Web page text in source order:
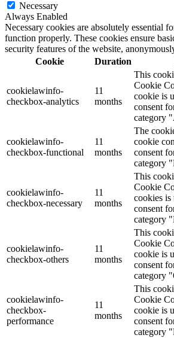
Necessary
Always Enabled
Necessary cookies are absolutely essential
function properly. These cookies ensure
security features of the website,
Cookie
Duration
cookielawinfo-
checkbox-analytics
11
months
This
Cookie
cookie is
consent
category
cookielawinfo-
checkbox-functional
11
months
The
cookie
consent
category
cookielawinfo-
checkbox-necessary
11
months
This
Cookie
cookies is
consent
category
cookielawinfo-
checkbox-others
11
months
This
Cookie
cookie is
consent
category
cookielawinfo-
checkbox-
performance
11
months
This
Cookie
cookie is
consent
category